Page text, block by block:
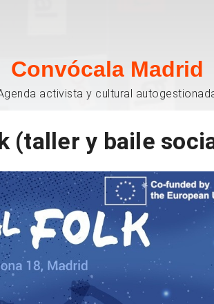
Convócala Madrid
activista y cultural
(taller y baile